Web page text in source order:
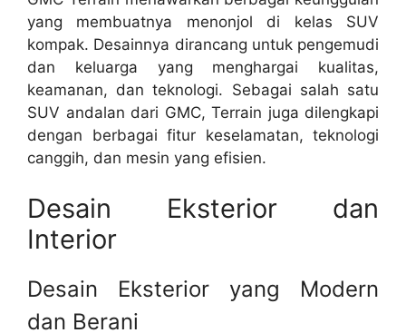
yang membuatnya menonjol di kelas SUV
kompak. Desainnya dirancang untuk pengemudi
dan keluarga yang menghargai kualitas,
keamanan, dan teknologi. Sebagai salah satu
SUV andalan dari GMC, Terrain juga dilengkapi
dengan berbagai fitur keselamatan, teknologi
canggih, dan mesin yang efisien.
Desain Eksterior dan
Interior
Desain Eksterior yang Modern
dan Berani